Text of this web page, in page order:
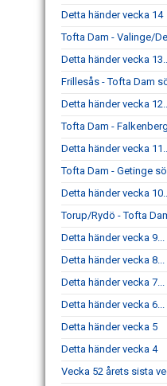
Detta händer vecka 14
Tofta Dam - Valinge/
Detta händer vecka
Frillesås - Tofta Dam
Detta händer vecka
Tofta Dam -
Detta händer vecka
Tofta Dam - Getinge
Detta händer vecka
Torup/Rydö - Tofta
Detta händer vecka 9...
Detta händer vecka 8...
Detta händer vecka 7...
Detta händer vecka 6...
Detta händer vecka 5
Detta händer vecka 4
Vecka 52 årets sista